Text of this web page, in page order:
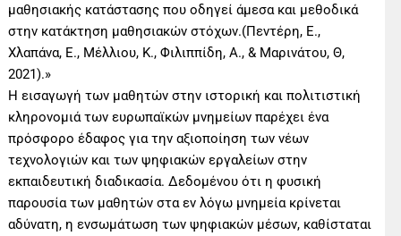
μαθησιακής κατάστασης που οδηγεί άμεσα και μεθοδικά
στην κατάκτηση μαθησιακών στόχων.(Πεντέρη, Ε.,
Χλαπάνα, Ε., Μέλλιου, Κ., Φιλιππίδη, Α., & Μαρινάτου, Θ,
2021).»
Η εισαγωγή των μαθητών στην ιστορική και πολιτιστική
κληρονομιά των ευρωπαϊκών μνημείων παρέχει ένα
πρόσφορο έδαφος για την αξιοποίηση των νέων
τεχνολογιών και των ψηφιακών εργαλείων στην
εκπαιδευτική διαδικασία. Δεδομένου ότι η φυσική
παρουσία των μαθητών στα εν λόγω μνημεία κρίνεται
αδύνατη, η ενσωμάτωση των ψηφιακών μέσων, καθίσταται